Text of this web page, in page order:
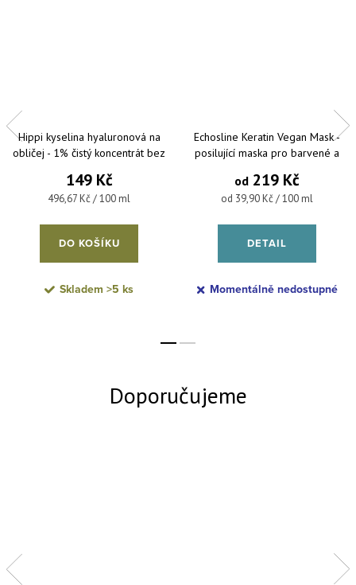
Hippi kyselina hyaluronová na
obličej - 1% čistý koncentrát bez
149 Kč
Měrná cena:
496,67 Kč / 100 ml
DO KOŠÍKU
Skladem >5 ks
Echosline Keratin Vegan Mask -
posilující maska pro barvené a
od 219 Kč
Měrná cena:
od 39,90 Kč / 100 ml
DETAIL
Momentálně nedostupné